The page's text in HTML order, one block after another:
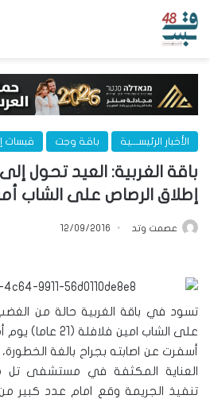
الأخبار الرئيســـية باقة وجت قبسات
باقة الغربية: العيد تحول
إطلاق الرصاص على الشاب
عصمت وتد 12/09/2016
تسود في باقة الغربية حالة من
على الشاب امين
أسفرت عن اصابته بجراح بالغة
العناية المكثفة في مستشفى تل
تنفيذ الجريمة وقع امام عدد كبير